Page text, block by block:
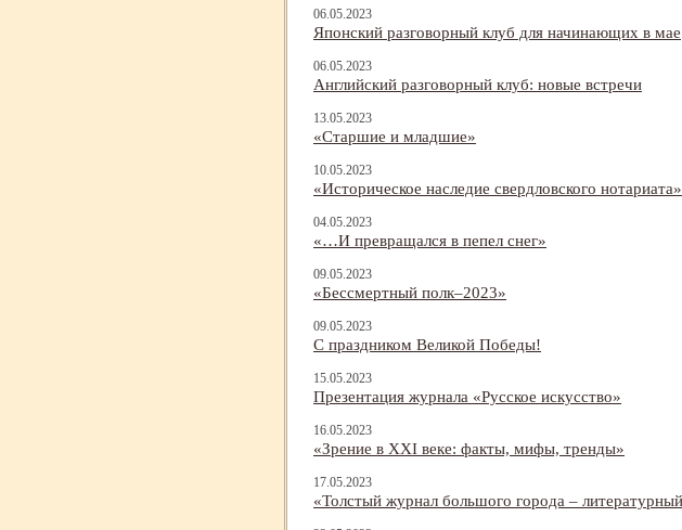
06.05.2023
Японский разговорный клуб для начинающих в мае
06.05.2023
Английский разговорный клуб: новые встречи
13.05.2023
«Старшие и младшие»
10.05.2023
«Историческое наследие свердловского нотариата»
04.05.2023
«…И превращался в пепел снег»
09.05.2023
«Бессмертный полк–2023»
09.05.2023
С праздником Великой Победы!
15.05.2023
Презентация журнала «Русское искусство»
16.05.2023
«Зрение в XXI веке: факты, мифы, тренды»
17.05.2023
«Толстый журнал большого города –